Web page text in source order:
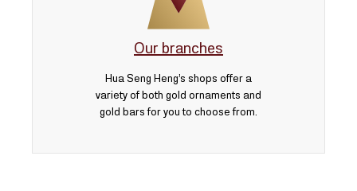
Our branches
Hua Seng Heng’s shops offer a
variety of both gold ornaments and
gold bars for you to choose from.